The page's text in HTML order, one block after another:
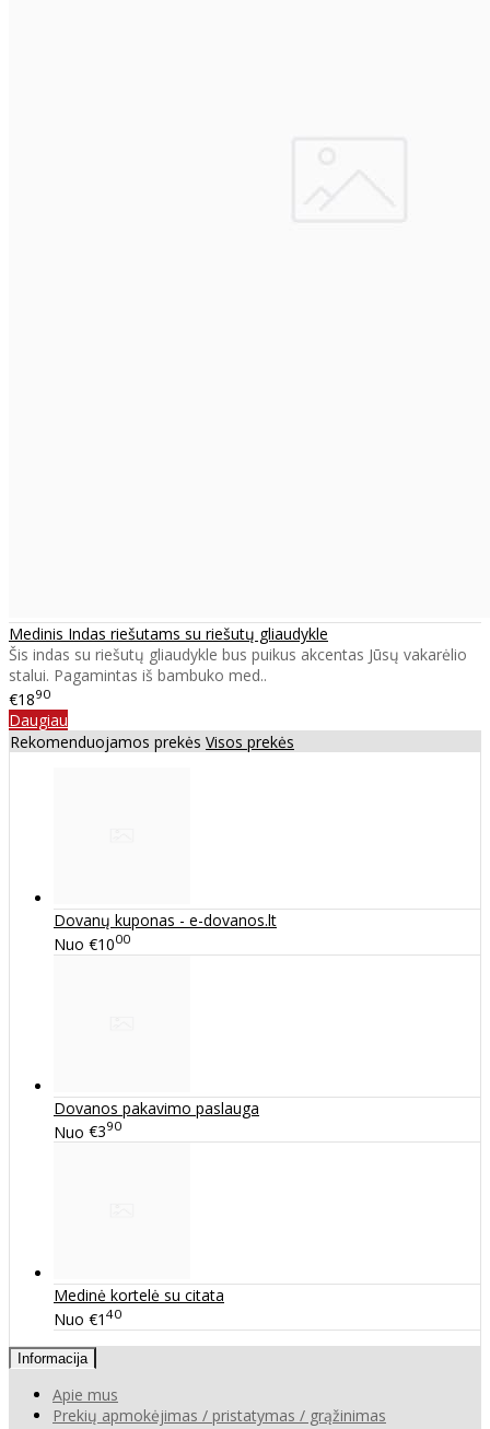
Medinis Indas riešutams su riešutų gliaudykle
Šis indas su riešutų gliaudykle bus puikus akcentas Jūsų vakarėlio
stalui. Pagamintas iš bambuko med..
€1890
Daugiau
Rekomenduojamos prekės Visos prekės
Dovanų kuponas - e-dovanos.lt
Nuo €1000
Dovanos pakavimo paslauga
Nuo €390
Medinė kortelė su citata
Nuo €1 40
Informacija
Apie mus
Prekių apmokėjimas / pristatymas / grąžinimas